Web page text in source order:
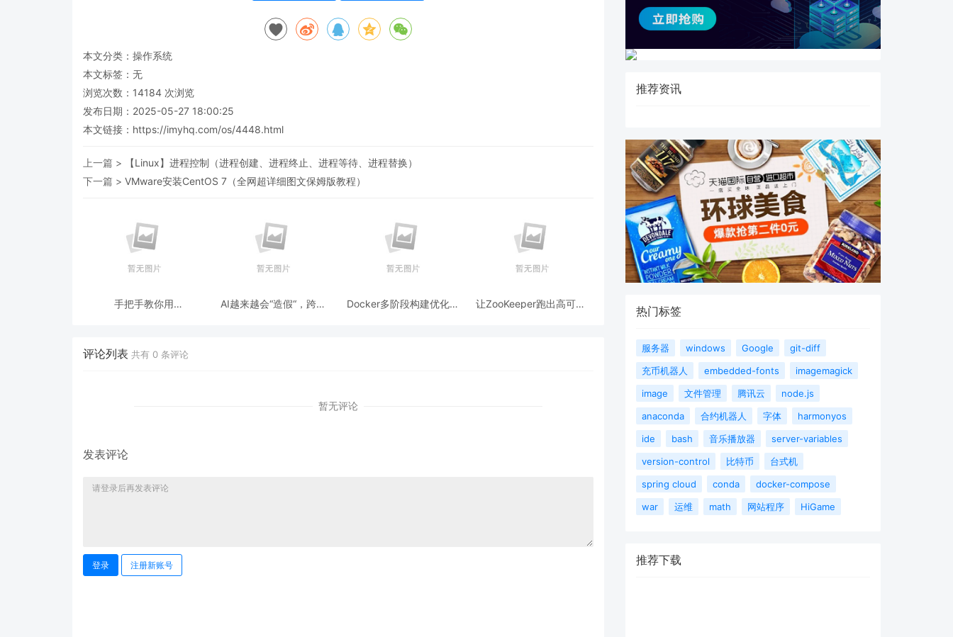
本文分类： 操作系统
本文标签：无
浏览次数： 14184 次浏览
发布日期：2025-05-27 18:00:25
本文链接： https://imyhq.com/os/4448.html
上一篇 >
【Linux】进程控制（进程创建、进程终止、进程等待、进程替换）
下一篇 > VMware安装CentOS 7（全网超详细图文保姆版教程）
手把手教你用
AI越来越会“造假“，跨模
Docker多阶段构建优化：
让ZooKeeper跑出高可用:
评论列表 共有 0 条评论
暂无评论
发表评论
登录 注册新账号
推荐资讯
热门标签
服务器 windows Google
git-diff
充币机器人
embedded-fonts
imagemagick
image
文件管理 腾讯云
node.js
anaconda
合约机器人 字体
harmonyos
ide
bash 音乐播放器
server-variables
version-control
比特币
台式机
spring cloud
conda
docker-compose
war
运维 math 网站程序 HiGame
推荐下载